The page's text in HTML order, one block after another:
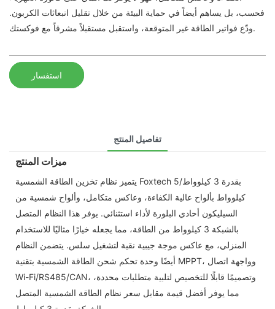
فحسب، بل يساهم أيضاً في حماية البيئة من خلال تقليل انبعاثات الكربون.
ودّع فواتير الطاقة غير المتوقعة، واستقبل مستقبلاً مشرقاً مع فوكستك.
استفسار
تفاصيل المنتج
ميزات المنتج
يتميز نظام تخزين الطاقة الشمسية Foxtech بقدرة 3 كيلوواط/5
كيلوواط بألواح عالية الكفاءة، وعاكس متكامل، وألواح شمسية من
السيليكون أحادي البلورة لأداء استثنائي. يوفر هذا النظام المتصل
بالشبكة 3 كيلوواط من الطاقة، مما يجعله خيارًا مثاليًا للاستخدام
المنزلي، مع عاكس موجة جيبية نقية لتشغيل سلس. يتضمن النظام
أيضًا وحدة تحكم شحن الطاقة الشمسية بتقنية MPPT، وواجهة اتصال
Wi-Fi/RS485/CAN، وتصميمًا قابلًا للتخصيص لتلبية متطلبات محددة،
مما يوفر أفضل قيمة مقابل سعر نظام الطاقة الشمسية المتصل